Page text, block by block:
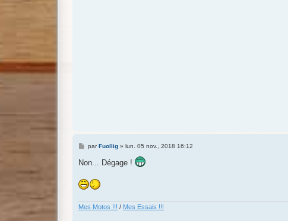
M
s
g
e
parFuollig» lun. 05 nov., 2018 16:12
Non... Dégage !
Mes Motos !!! / Mes Essais !!!